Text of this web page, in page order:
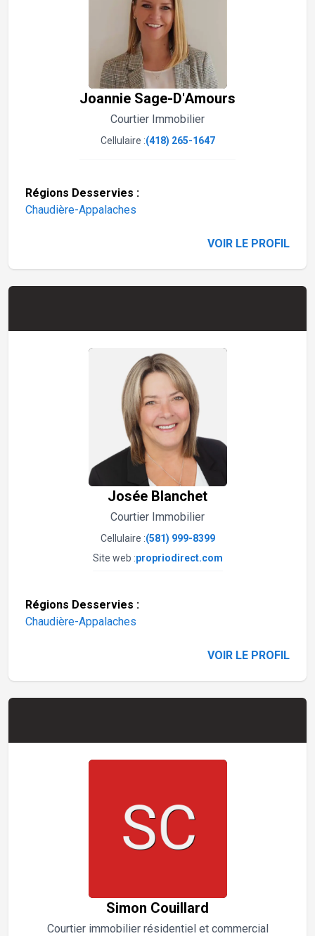
Joannie Sage-D'Amours
Courtier Immobilier
Cellulaire :(418) 265-1647
Régions Desservies :
Chaudière-Appalaches
VOIR LE PROFIL
Josée Blanchet
Courtier Immobilier
Cellulaire :(581) 999-8399
Site web :propriodirect.com
Régions Desservies :
Chaudière-Appalaches
VOIR LE PROFIL
Simon Couillard
Courtier immobilier résidentiel et commercial